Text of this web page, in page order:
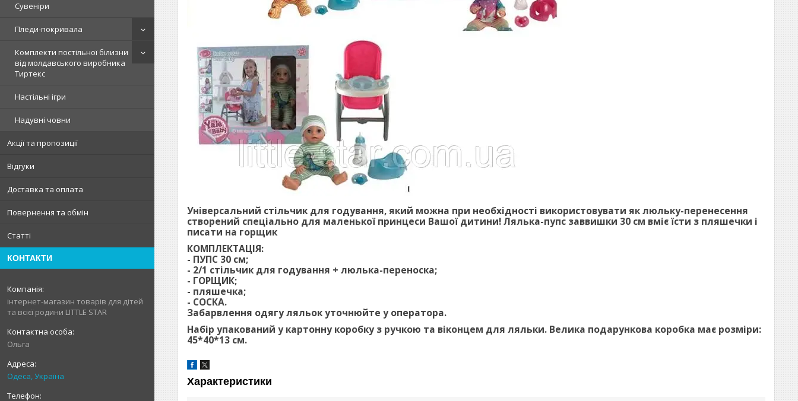
Сувеніри
Пледи-покривала
Комплекти постільної білизни
від молдавського виробника
Тиртекс
Настільні ігри
Надувні човни
Акції та пропозиції
Відгуки
Доставка та оплата
Повернення та обмін
Статті
КОНТАКТИ
інтернет-магазин товарів для дітей
та всієї родини LITTLE STAR
Ольга
Одеса, Україна
Універсальний стільчик для годування, який можна при необхідності використовувати як люльку-перенесення
створений спеціально для маленької принцеси Вашої дитини! Лялька-пупс заввишки 30 см вміє їсти з пляшечки і
писати на горщик
КОМПЛЕКТАЦІЯ:
- ПУПС 30 см;
- 2/1 стільчик для годування + люлька-переноска;
- ГОРЩИК;
- пляшечка;
- СОСКА.
Забарвлення одягу ляльок уточнюйте у оператора.
Набір упакований у картонну коробку з ручкою та віконцем для ляльки. Велика подарункова коробка має розміри:
45*40*13 см.
Характеристики